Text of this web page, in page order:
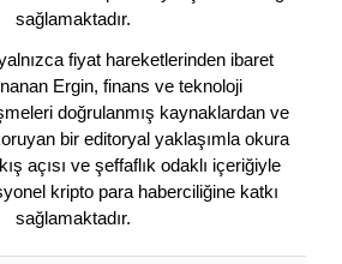
sağlamaktadır.
fiyat hareketlerinden ibaret
Ergin, finans ve teknoloji
doğrulanmış kaynaklardan ve
bir editoryal yaklaşımla okura
açısı ve şeffaflık odaklı içeriğiyle
kripto para haberciliğine katkı
sağlamaktadır.